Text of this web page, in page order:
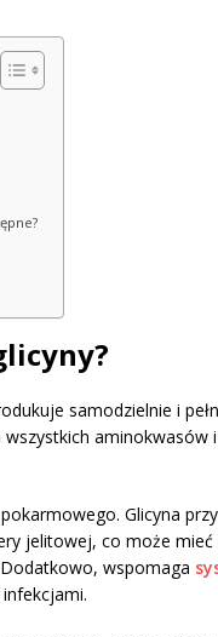
samodzielnie i
aminokwasów
Glicyna
jelitowej, co może
wspomaga